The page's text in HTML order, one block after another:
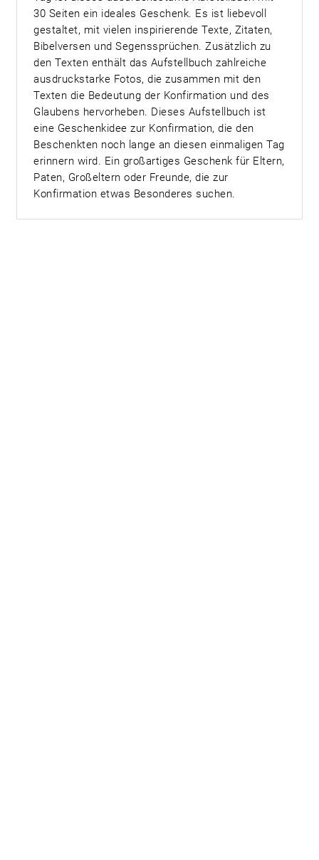
30 Seiten ein ideales Geschenk. Es ist liebevoll
gestaltet, mit vielen inspirierende Texte, Zitaten,
Bibelversen und Segenssprüchen. Zusätzlich zu
den Texten enthält das Aufstellbuch zahlreiche
ausdruckstarke Fotos, die zusammen mit den
Texten die Bedeutung der Konfirmation und des
Glaubens hervorheben. Dieses Aufstellbuch ist
eine Geschenkidee zur Konfirmation, die den
Beschenkten noch lange an diesen einmaligen Tag
erinnern wird. Ein großartiges Geschenk für Eltern,
Paten, Großeltern oder Freunde, die zur
Konfirmation etwas Besonderes suchen.